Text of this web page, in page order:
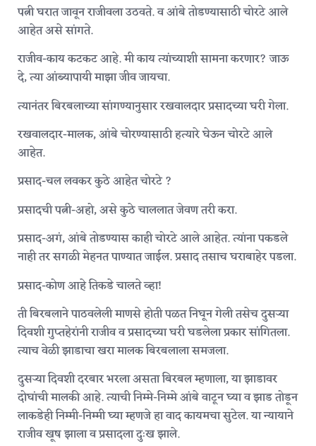
पत्नी घरात जावून राजीवला उठवते. व आंबे तोडण्यासाठी चोरटे आले
आहेत असे सांगते.
राजीव-काय कटकट आहे. मी काय त्यांच्याशी सामना करणार? जाऊ
दे, त्या आंब्यापायी माझा जीव जायचा.
त्यानंतर बिरबलाच्या सांगण्यानुसार रखवालदार प्रसादच्या घरी गेला.
रखवालदार-मालक, आंबे चोरण्यासाठी हत्यारे घेऊन चोरटे आले
आहेत.
प्रसाद-चल लवकर कुठे आहेत चोरटे ?
प्रसादची पत्नी-अहो, असे कुठे चाललात जेवण तरी करा.
प्रसाद-अगं, आंबे तोडण्यास काही चोरटे आले आहेत. त्यांना पकडले
नाही तर सगळी मेहनत पाण्यात जाईल. प्रसाद तसाच घराबाहेर पडला.
प्रसाद-कोण आहे तिकडे चालते व्हा!
ती बिरबलाने पाठवलेली माणसे होती पळत निघून गेली तसेच दुसऱ्या
दिवशी गुप्तहेरांनी राजीव व प्रसादच्या घरी घडलेला प्रकार सांगितला.
त्याच वेळी झाडाचा खरा मालक बिरबलाला समजला.
दुसऱ्या दिवशी दरबार भरला असता बिरबल म्हणाला, या झाडावर
दोघांची मालकी आहे. त्याची निम्मे-निम्मे आंबे वाटून घ्या व झाड तोडून
लाकडेही निम्मी-निम्मी घ्या म्हणजे हा वाद कायमचा सुटेल. या न्यायाने
राजीव खूष झाला व प्रसादला दुःख झाले.